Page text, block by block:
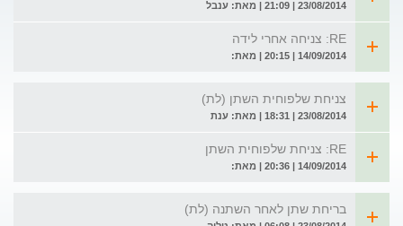
23/08/2014 | 21:09 | מאת: ענבל
RE: צניחה אחרי לידה
14/09/2014 | 20:15 | מאת:
צניחת שלפוחית השתן (לת)
23/08/2014 | 18:31 | מאת: ענת
RE: צניחת שלפוחית השתן
14/09/2014 | 20:36 | מאת:
בריחת שתן לאחר השתנה (לת)